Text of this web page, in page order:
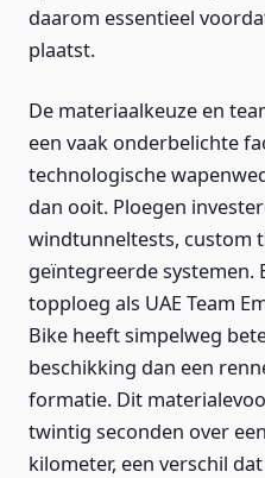
daarom essentieel
plaatst.
De materiaalkeuze en
een vaak onderbelichte
technologische
dan ooit. Ploegen
windtunneltests, custom
geïntegreerde systemen.
topploeg als UAE Team
Bike heeft simpelweg
beschikking dan een
formatie. Dit
twintig seconden over
kilometer, een verschil